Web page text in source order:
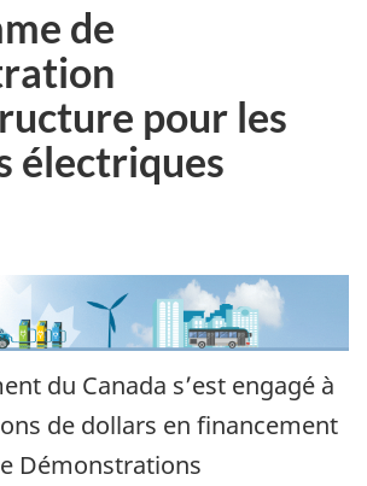
de
pour les
électriques
du Canada s’est engagé à
de dollars en financement
Démonstrations